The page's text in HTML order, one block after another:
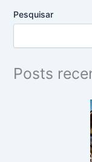
Pesquisar
Posts